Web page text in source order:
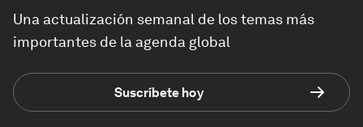
Una actualización semanal de los temas más
importantes de la agenda global
Suscríbete hoy